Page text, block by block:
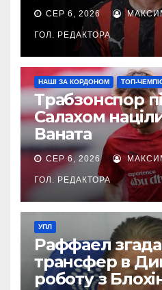
СЕР 6, 2026
ГОЛ. РЕДАКТОРА
НАШІ ЗА КОРДОНОМ ТОП-
Трабзонспор
Салахом
Ваната
СЕР 6, 2026
ГОЛ. РЕДАКТОРА
УПЛ
Раффаел
трансфер в
роботу з